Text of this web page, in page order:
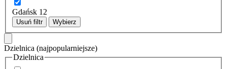
Gdańsk 12
Usuń filtr Wybierz
Dzielnica (najpopularniejsze)
Dzielnica